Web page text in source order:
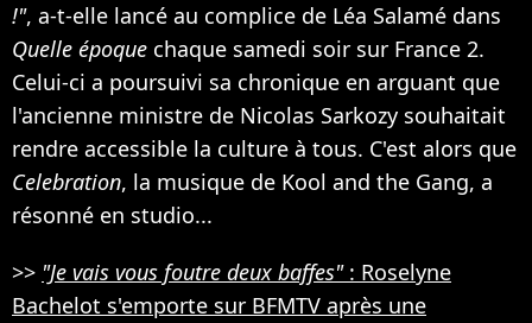
!", a-t-elle lancé au complice de Léa Salamé dans
Quelle époque chaque samedi soir sur France 2.
Celui-ci a poursuivi sa chronique en arguant que
l'ancienne ministre de Nicolas Sarkozy souhaitait
rendre accessible la culture à tous. C'est alors que
Celebration, la musique de Kool and the Gang, a
résonné en studio...
>> "Je vais vous foutre deux baffes": Roselyne
Bachelot s'emporte sur BFMTV après une